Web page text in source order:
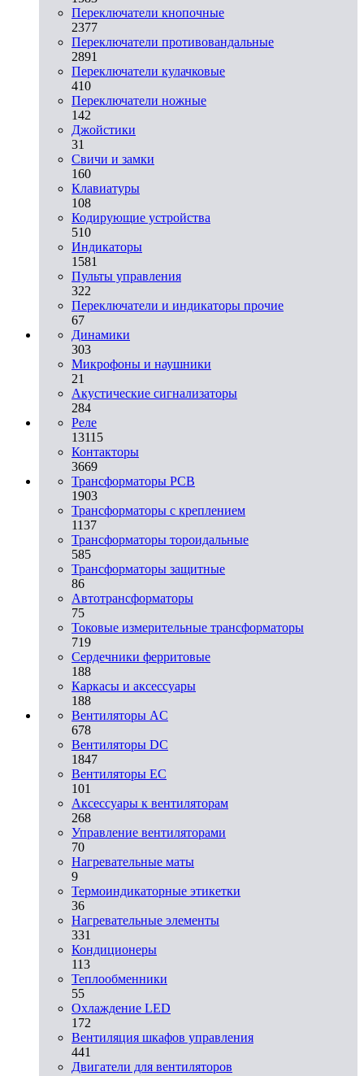
Переключатели кнопочные
2377
Переключатели противовандальные
2891
Переключатели кулачковые
410
Переключатели ножные
142
Джойстики
31
Свичи и замки
160
Клавиатуры
108
Кодирующие устройства
510
Индикаторы
1581
Пульты управления
322
Переключатели и индикаторы прочие
67
Динамики
303
Микрофоны и наушники
21
Акустические сигнализаторы
284
Реле
13115
Контакторы
3669
Трансформаторы PCB
1903
Трансформаторы с креплением
1137
Трансформаторы тороидальные
585
Трансформаторы защитные
86
Автотрансформаторы
75
Токовые измерительные трансформаторы
719
Сердечники ферритовые
188
Каркасы и аксессуары
188
Вентиляторы AC
678
Вентиляторы DC
1847
Вентиляторы EC
101
Аксессуары к вентиляторам
268
Управление вентиляторами
70
Нагревательные маты
9
Термоиндикаторные этикетки
36
Нагревательные элементы
331
Кондиционеры
113
Теплообменники
55
Охлаждение LED
172
Вентиляция шкафов управления
441
Двигатели для вентиляторов